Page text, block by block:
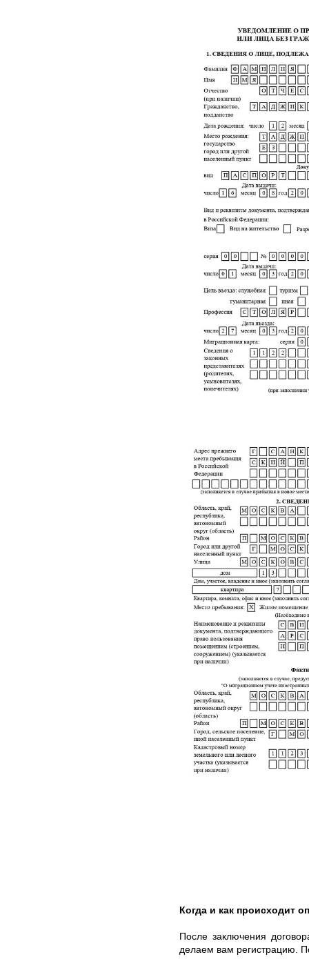
Когда и как происходит
После заключения
делаем вам регистрацию.